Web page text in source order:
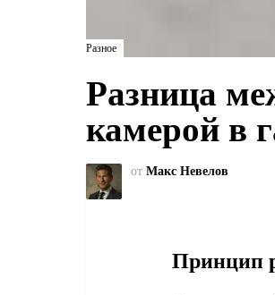
Разное
Разница
камерой в
от Макс Невелов
Принцип